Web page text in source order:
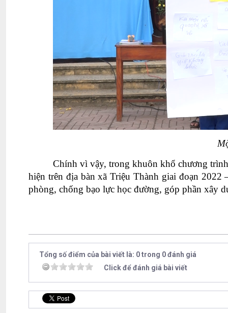
Chính vì vậy, trong khuôn khổ chương
hiện trên địa bàn xã Triệu Thành giai đoạn
phòng, chống bạo lực học đường, góp phần xây
Tổng số điểm của bài viết là: 0 trong 0 đánh giá
Click để đánh giá bài viết